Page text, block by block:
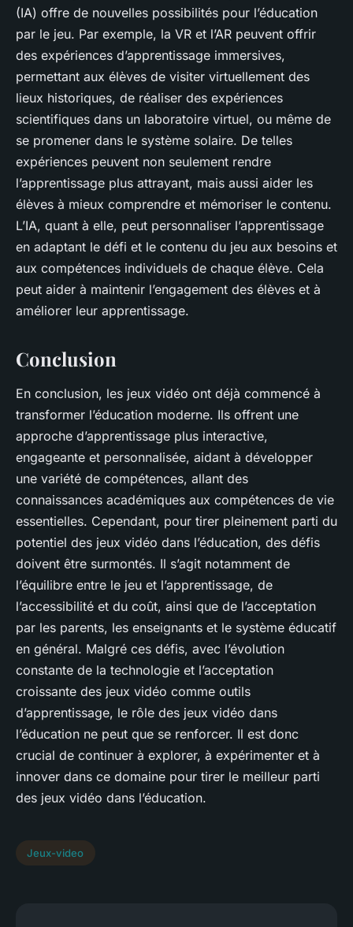
(IA) offre de nouvelles possibilités pour l’éducation
par le jeu. Par exemple, la VR et l’AR peuvent offrir
des expériences d’apprentissage immersives,
permettant aux élèves de visiter virtuellement des
lieux historiques, de réaliser des expériences
scientifiques dans un laboratoire virtuel, ou même de
se promener dans le système solaire. De telles
expériences peuvent non seulement rendre
l’apprentissage plus attrayant, mais aussi aider les
élèves à mieux comprendre et mémoriser le contenu.
L’IA, quant à elle, peut personnaliser l’apprentissage
en adaptant le défi et le contenu du jeu aux besoins et
aux compétences individuels de chaque élève. Cela
peut aider à maintenir l’engagement des élèves et à
améliorer leur apprentissage.
Conclusion
En conclusion, les jeux vidéo ont déjà commencé à
transformer l’éducation moderne. Ils offrent une
approche d’apprentissage plus interactive,
engageante et personnalisée, aidant à développer
une variété de compétences, allant des
connaissances académiques aux compétences de vie
essentielles. Cependant, pour tirer pleinement parti du
potentiel des jeux vidéo dans l’éducation, des défis
doivent être surmontés. Il s’agit notamment de
l’équilibre entre le jeu et l’apprentissage, de
l’accessibilité et du coût, ainsi que de l’acceptation
par les parents, les enseignants et le système éducatif
en général. Malgré ces défis, avec l’évolution
constante de la technologie et l’acceptation
croissante des jeux vidéo comme outils
d’apprentissage, le rôle des jeux vidéo dans
l’éducation ne peut que se renforcer. Il est donc
crucial de continuer à explorer, à expérimenter et à
innover dans ce domaine pour tirer le meilleur parti
des jeux vidéo dans l’éducation.
Jeux-video